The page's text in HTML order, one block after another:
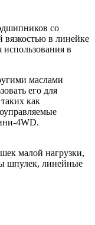
со
вязкостью в линейке
в
маслами
его для
как
4WD.
малой нагрузки,
шпулек, линейные